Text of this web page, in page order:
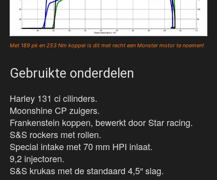
Met 189 pk en 253 Nm koppel is dit met recht een Monster motor te noemen!
Gebruikte onderdelen
​Harley 131 ci cilinders.
Moonshine CP zuigers.
Frankenstein koppen, bewerkt door Star racing.
S&S rockers met rollen.
Special intake met 70 mm HPI inlaat.
9,2 injectoren.
S&S krukas met de standaard 4,5″ slag.